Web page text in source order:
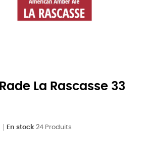
La Rascasse 33
En stock 24 Produits